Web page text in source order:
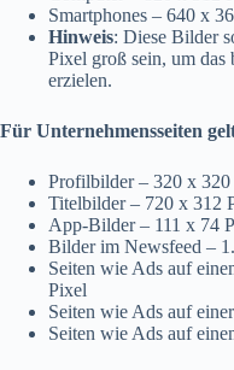
Smartphones – 640 x
Hinweis: Diese Bilder
Pixel groß sein, um das
erzielen.
Für Unternehmensseiten
Profilbilder – 320 x 320
Titelbilder – 720 x 312
App-Bilder – 111 x 74
Bilder im Newsfeed –
Seiten wie Ads auf
Pixel
Seiten wie Ads auf
Seiten wie Ads auf